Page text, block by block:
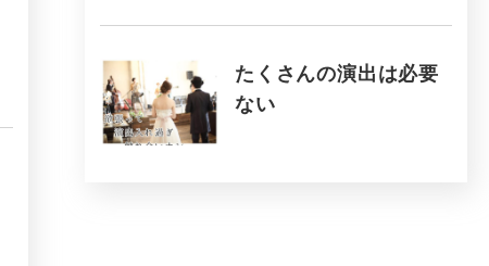
たくさんの演出は必要
ない